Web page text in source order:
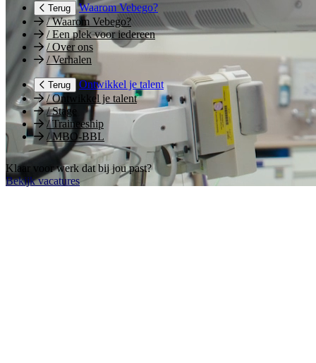
Terug
Waarom Vebego?
/Waarom Vebego?
/Een plek voor iedereen
/Over ons
/Verhalen
Terug
Ontwikkel je talent
/Ontwikkel je talent
/Stage
/Traineeship
/MBO-BBL
Klaar voor werk dat bij jou past?
Bekijk vacatures